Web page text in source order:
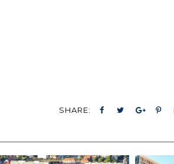
SHARE: